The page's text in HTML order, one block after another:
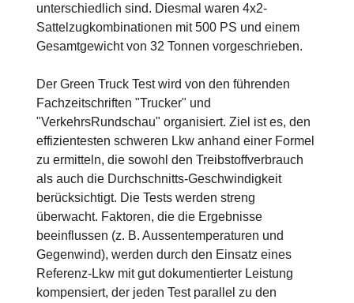
unterschiedlich sind. Diesmal waren 4x2-
Sattelzugkombinationen mit 500 PS und einem
Gesamtgewicht von 32 Tonnen vorgeschrieben.
Der Green Truck Test wird von den führenden
Fachzeitschriften "Trucker" und
"VerkehrsRundschau" organisiert. Ziel ist es, den
effizientesten schweren Lkw anhand einer Formel
zu ermitteln, die sowohl den Treibstoffverbrauch
als auch die Durchschnitts-Geschwindigkeit
berücksichtigt. Die Tests werden streng
überwacht. Faktoren, die die Ergebnisse
beeinflussen (z. B. Aussentemperaturen und
Gegenwind), werden durch den Einsatz eines
Referenz-Lkw mit gut dokumentierter Leistung
kompensiert, der jeden Test parallel zu den